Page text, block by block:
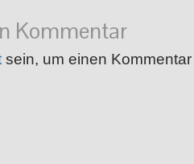
Kommentar
sein, um einen